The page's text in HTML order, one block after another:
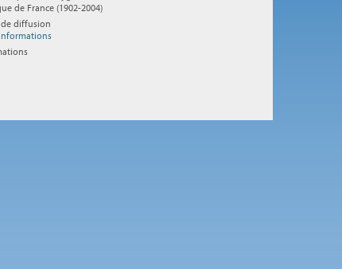
de France (1902-2004)
diffusion
Informations